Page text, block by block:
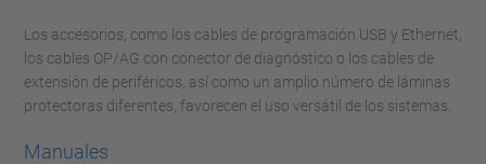
Los accesorios, como los cables de programación USB y Ethernet,
los cables OP/AG con conector de diagnóstico o los cables de
extensión de periféricos, así como un amplio número de láminas
protectoras diferentes, favorecen el uso versátil de los sistemas.
Manuales